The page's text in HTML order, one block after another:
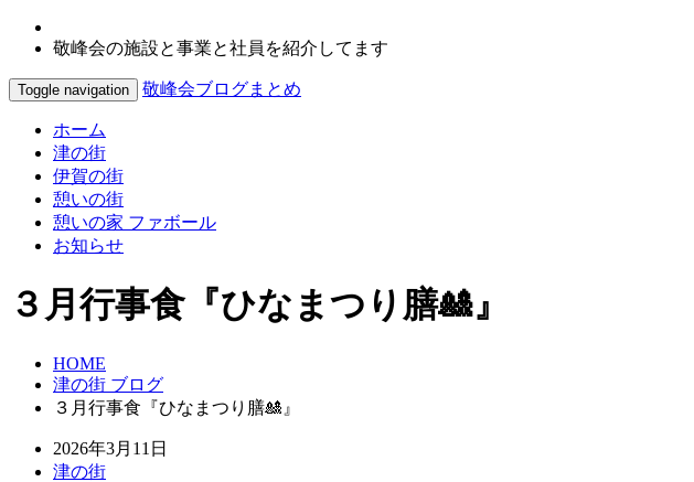
敬峰会の施設と事業と社員を紹介してます
Toggle navigation 敬峰会ブログまとめ
ホーム
津の街
伊賀の街
憩いの街
憩いの家 ファボール
お知らせ
３月行事食『ひなまつり膳🎎』
HOME
津の街 ブログ
３月行事食『ひなまつり膳🎎』
2026年3月11日
津の街